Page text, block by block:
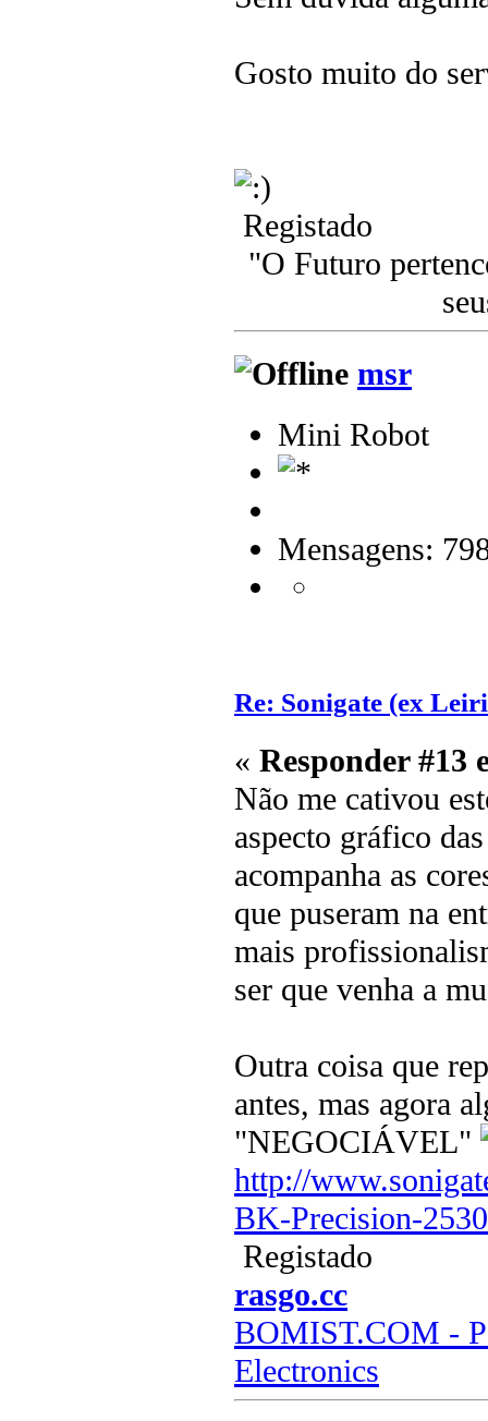
Gosto muito do
Registado
"O Futuro
msr
Mini Robot
Mensagens:
Re: Sonigate (ex
« Responder #13
Não me cativou
aspecto gráfico
acompanha as
que puseram na
mais
ser que venha a
Outra coisa que
antes, mas agora
"NEGOCIÁVEL"
http://
BK-Precision-
Registado
rasgo.cc
BOMIST.COM -
Electronics